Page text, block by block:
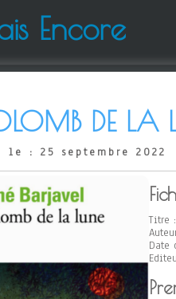
Encore
DE LA
le : 25 septembre 2022
Titre
Date